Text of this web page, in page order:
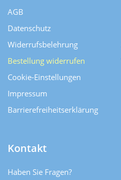
AGB
Datenschutz
Widerrufsbelehrung
Bestellung widerrufen
Cookie-Einstellungen
Impressum
Barrierefreiheitserklärung
Kontakt
Haben Sie Fragen?